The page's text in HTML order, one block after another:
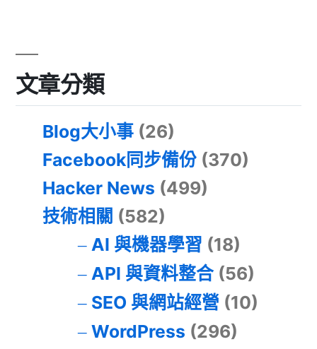
文章分類
Blog大小事 (26)
Facebook同步備份 (370)
Hacker News (499)
技術相關 (582)
AI 與機器學習 (18)
API 與資料整合(56)
SEO 與網站經營 (10)
WordPress (296)